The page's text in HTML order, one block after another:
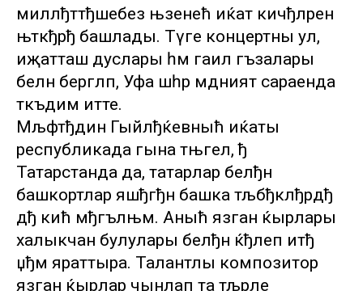
миллђттђшебез њзенећ иќат кичђләрен
њткђрђ башлады. Тәүге концертны ул,
иҗатташ дуслары һәм гаилә әгъзалары
белән бергәләп, Уфа шәһәр мәдәният сараенда
тәкъдим итте.
Мљфтђдин Гыйлђќевныћ иќаты
республикада гына тњгел, ђ
Татарстанда да, татарлар белђн
башкортлар яшђгђн башка тљбђклђрдђ
дђ кић мђгълњм. Аныћ язган ќырлары
халыкчан булулары белђн ќђлеп итђ
џђм яраттыра. Талантлы композитор
язган ќырлар чынлап та тљрле